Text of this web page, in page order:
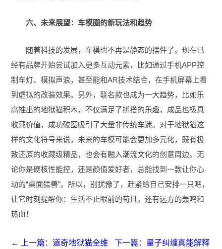
六、未来展望：车模圈的新玩法和趋势
随着科技的发展，车模也不再是静态的摆件了。现在已
经有品牌开始尝试加入更多互动元素，比如通过手机APP控
制车灯、模拟声浪，甚至能和AR技术结合，在手机屏幕上看
到虚拟的改装效果。另外，联名款也成为一大趋势，比如乐
高推出的地狱猫积木，不仅满足了拼搭的乐趣，成品也极具
收藏价值，成功破圈吸引了大量非传统车迷。对于地狱猫这
样的文化符号来说，未来的车模可能会更加多元化，既有极
致还原的收藏级精品，也会有融入潮流文化的创意周边。无
论你是硬核性能控，还是颜值爱好者，总能找到一款让你心
动的“桌面猛兽”。所以，别犹豫了，赶紧给自己安排一只吧，
让它时刻提醒你：生活不止眼前的苟且，还有远方的轰鸣和
热血！
← 上一篇：道奇地狱猫全维
下一篇：量子纠缠真能解释